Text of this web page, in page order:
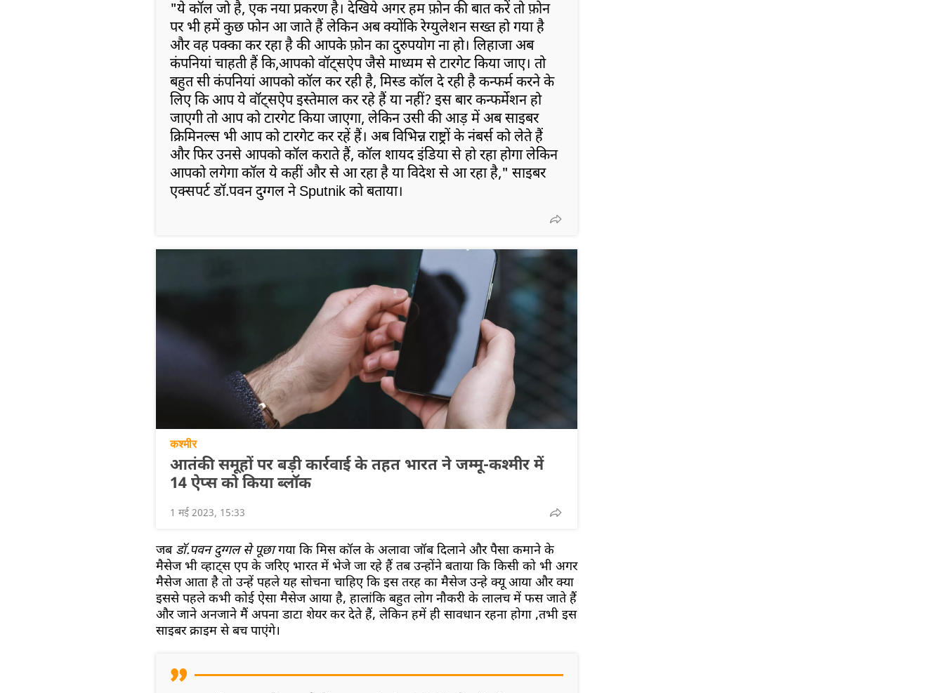
"ये कॉल जो है, एक नया प्रकरण है। देखिये अगर हम फ़ोन की बात करें तो फ़ोन
पर भी हमें कुछ फोन आ जाते हैं लेकिन अब क्योंकि रेग्युलेशन सख्त हो गया है
और वह पक्का कर रहा है की आपके फ़ोन का दुरुपयोग ना हो। लिहाजा अब
कंपनियां चाहती हैं कि,आपको वॉट्सऐप जैसे माध्यम से टारगेट किया जाए। तो
बहुत सी कंपनियां आपको कॉल कर रही है, मिस्ड कॉल दे रही है कन्फर्म करने के
लिए कि आप ये वॉट्सऐप इस्तेमाल कर रहे हैं या नहीं? इस बार कन्फर्मेशन हो
जाएगी तो आप को टारगेट किया जाएगा, लेकिन उसी की आड़ में अब साइबर
क्रिमिनल्स भी आप को टारगेट कर रहें हैं। अब विभिन्न राष्ट्रों के नंबर्स को लेते हैं
और फिर उनसे आपको कॉल कराते हैं, कॉल शायद इंडिया से हो रहा होगा लेकिन
आपको लगेगा कॉल ये कहीं और से आ रहा है या विदेश से आ रहा है," साइबर
एक्सपर्ट डॉ.पवन दुग्गल ने Sputnik को बताया।
कश्मीर
आतंकी समूहों पर बड़ी कार्रवाई के तहत भारत ने जम्मू-कश्मीर में
14 ऐप्स को किया ब्लॉक
1 मई 2023, 15:33
जब डॉ.पवन दुग्गल से पूछागया कि मिस कॉल के अलावा जॉब दिलाने और पैसा कमाने के
मैसेज भी व्हाट्स एप के जरिए भारत में भेजे जा रहे हैं तब उन्होंने बताया कि किसी को भी अगर
मैसेज आता है तो उन्हें पहले यह सोचना चाहिए कि इस तरह का मैसेज उन्हे क्यू आया और क्या
इससे पहले कभी कोई ऐसा मैसेज आया है, हालांकि बहुत लोग नौकरी के लालच में फस जाते हैं
और जाने अनजाने मैं अपना डाटा शेयर कर देते हैं, लेकिन हमें ही सावधान रहना होगा ,तभी इस
साइबर क्राइम से बच पाएंगे।